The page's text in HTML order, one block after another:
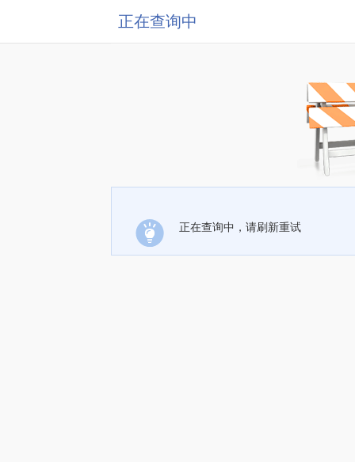
正在查询中
正在查询中，请刷新重试